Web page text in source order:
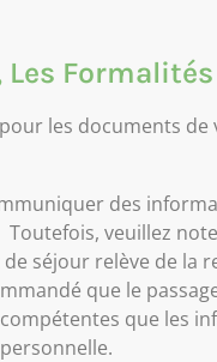
Les Formalités
les documents de
des
veuillez
séjour relève de la
que le
que les